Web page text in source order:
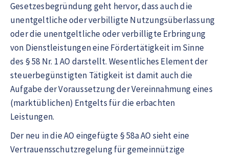
Gesetzesbegründung geht hervor, dass auch die
unentgeltliche oder verbilligte Nutzungsüberlassung
oder die unentgeltliche oder verbilligte Erbringung
von Dienstleistungen eine Fördertätigkeit im Sinne
des § 58 Nr. 1 AO darstellt. Wesentliches Element der
steuerbegünstigten Tätigkeit ist damit auch die
Aufgabe der Voraussetzung der Vereinnahmung eines
(marktüblichen) Entgelts für die erbachten
Leistungen.
Der neu in die AO eingefügte § 58a AO sieht eine
Vertrauensschutzregelung für gemeinnützige